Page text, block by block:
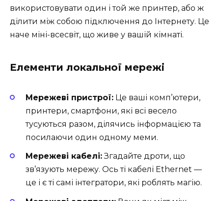
використовувати один і той же принтер, або ж
ділити між собою підключення до Інтернету. Це
наче міні-всесвіт, що живе у вашій кімнаті.
Елементи локальної мережі
Мережеві пристрої: Це ваші комп’ютери,
принтери, смартфони, які всі весело
тусуються разом, ділячись інформацією та
посилаючи один одному меми.
Мережеві кабелі:Згадайте дроти, що
зв’язують мережу. Ось ті кабелі Ethernet —
це і є ті самі інтегратори, які роблять магію.